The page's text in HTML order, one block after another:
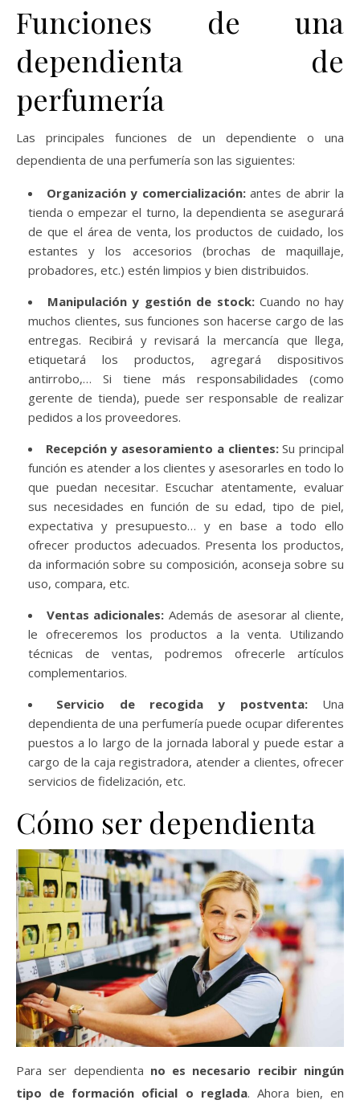
Funciones de una
dependienta de
perfumería
Las principales funciones de un dependiente o una
dependienta de una perfumería son las siguientes:
Organización y comercialización:antes de abrir la
tienda o empezar el turno, la dependienta se asegurará
de que el área de venta, los productos de cuidado, los
estantes y los accesorios (brochas de maquillaje,
probadores, etc.) estén limpios y bien distribuidos.
Manipulación y gestión de stock:Cuando no hay
muchos clientes, sus funciones son hacerse cargo de las
entregas. Recibirá y revisará la mercancía que llega,
etiquetará los productos, agregará dispositivos
antirrobo,… Si tiene más responsabilidades (como
gerente de tienda), puede ser responsable de realizar
pedidos a los proveedores.
Recepción y asesoramiento a clientes:Su principal
función es atender a los clientes y asesorarles en todo lo
que puedan necesitar. Escuchar atentamente, evaluar
sus necesidades en función de su edad, tipo de piel,
expectativa y presupuesto… y en base a todo ello
ofrecer productos adecuados. Presenta los productos,
da información sobre su composición, aconseja sobre su
uso, compara, etc.
Ventas adicionales: Además de asesorar al cliente,
le ofreceremos los productos a la venta. Utilizando
técnicas de ventas, podremos ofrecerle artículos
complementarios.
Servicio de recogida y postventa: Una
dependienta de una perfumería puede ocupar diferentes
puestos a lo largo de la jornada laboral y puede estar a
cargo de la caja registradora, atender a clientes, ofrecer
servicios de fidelización, etc.
Cómo ser dependienta
Para ser dependienta no es necesario recibir ningún
tipo de formación oficial o reglada. Ahora bien, en